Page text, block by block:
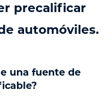
precalificar
automóviles.
una fuente de